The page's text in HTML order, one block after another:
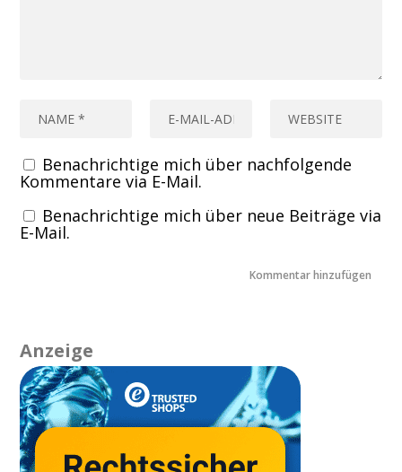
Benachrichtige mich über nachfolgende
Kommentare via E-Mail.
Benachrichtige mich über neue Beiträge via
E-Mail.
Anzeige